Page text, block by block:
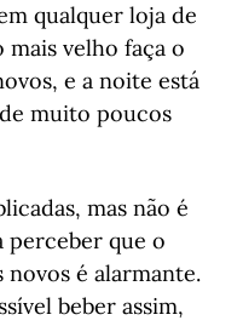
qualquer loja de
velho faça o
e a noite está
muito poucos
mas não é
perceber que o
é alarmante.
beber assim,